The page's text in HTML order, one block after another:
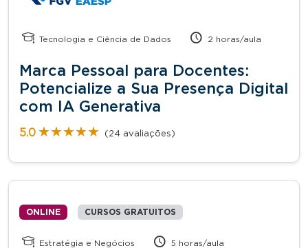
Tecnologia e Ciência de Dados 2 horas/aula
Marca Pessoal para Docentes:
Potencialize a Sua Presença Digital
com IA Generativa
5.0 ★★★★★
★★★★★ (24 avaliações)
ONLINE CURSOS GRATUITOS
Estratégia e Negócios 5 horas/aula